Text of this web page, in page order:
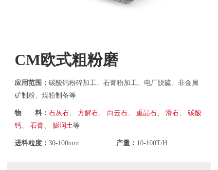
CM欧式粗粉磨
应用范围： 碳酸钙粉碎加工、石膏粉加工、电厂脱硫、非金属
矿制粉、煤粉制备等
物 料： 石灰石 方解石 白云石 重晶石 滑石
碳酸
钙
石膏 膨润土等
进料粒度： 30-100mm 产量： 10-100T/H